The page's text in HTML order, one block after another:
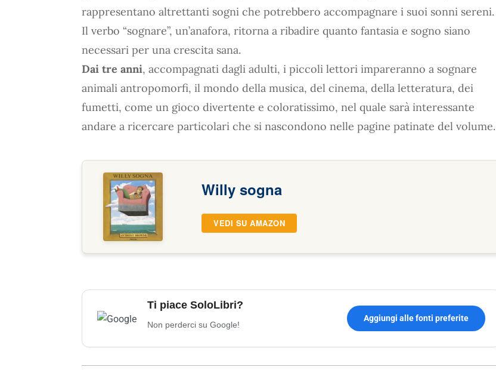
rappresentano altrettanti sogni che potrebbero accompagnare i suoi sonni sereni.
Il verbo “sognare”, un’anafora, ritorna a ribadire quanto fantasia e sogno siano
necessari per una crescita sana.
Dai tre anni, accompagnati dagli adulti, i piccoli lettori impareranno a sognare
animali antropomorfi, il mondo della musica, del cinema, della letteratura, dei
fumetti, come un gioco divertente e coloratissimo, nel quale sarà interessante
andare a ricercare particolari che si nascondono nelle pagine patinate del volume.
Willy sogna
VEDI SU AMAZON
Ti piace SoloLibri?
Non perderci su Google!
Aggiungi alle fonti preferite